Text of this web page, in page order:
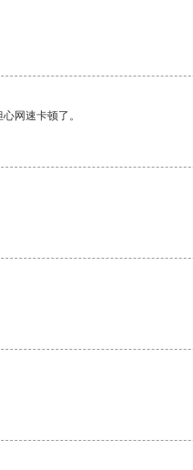
网速卡顿了。